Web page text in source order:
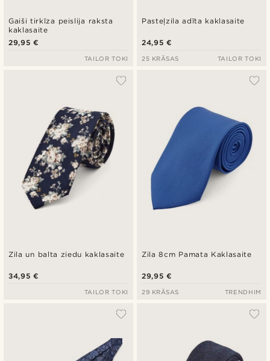
Gaiši tirkīza peislija raksta
kaklasaite
29,95 €
TAILOR TOKI
Pasteļzila adīta kaklasaite
24,95 €
25 KRĀSAS TAILOR TOKI
Zila un balta ziedu kaklasaite
34,95 €
TAILOR TOKI
Zila 8cm Pamata Kaklasaite
29,95 €
29 KRĀSAS TRENDHIM